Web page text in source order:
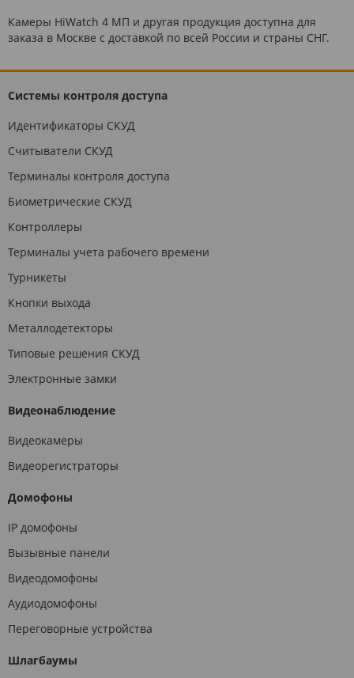
Камеры HiWatch 4 МП и другая продукция доступна для
заказа в Москве с доставкой по всей России и страны СНГ.
Системы контроля доступа
Идентификаторы СКУД
Считыватели СКУД
Терминалы контроля доступа
Биометрические СКУД
Контроллеры
Терминалы учета рабочего времени
Турникеты
Кнопки выхода
Металлодетекторы
Типовые решения СКУД
Электронные замки
Видеонаблюдение
Видеокамеры
Видеорегистраторы
Домофоны
IP домофоны
Вызывные панели
Видеодомофоны
Аудиодомофоны
Переговорные устройства
Шлагбаумы